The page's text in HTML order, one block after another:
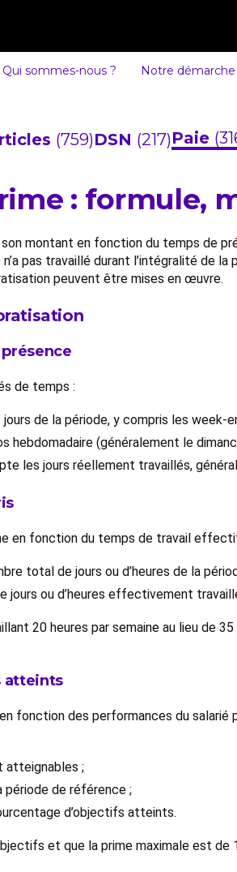
Qui sommes-nous ? Notre démarche
(759)DSN (217)Paie
: formule,
montant en fonction du temps de
pas travaillé durant l’intégralité de
peuvent être mises en œuvre.
de temps :
jours de la période, y compris les week-
hebdomadaire (généralement le
les jours réellement travaillés,
en fonction du temps de travail
total de jours ou d’heures de la
jours ou d’heures effectivement
20 heures par semaine au lieu de
atteints
fonction des performances du
atteignables ;
période de référence ;
d’objectifs atteints.
et que la prime maximale est de